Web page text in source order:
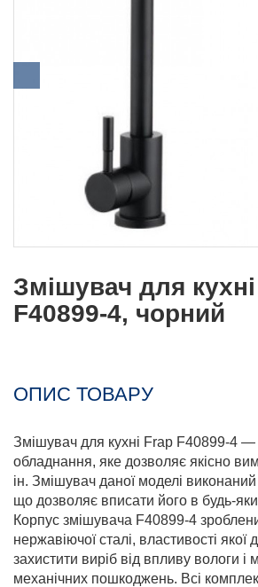
Змішувач для
F40899-4, чорний
ОПИС ТОВАРУ
Змішувач для кухні Frap F40899-4 —
обладнання, яке дозволяє якісно
ін. Змішувач даної моделі
що дозволяє вписати його в будь-
Корпус змішувача F40899-4
нержавіючої сталі, властивості якої
захистити виріб від впливу вологи і
механічних пошкоджень. Всі